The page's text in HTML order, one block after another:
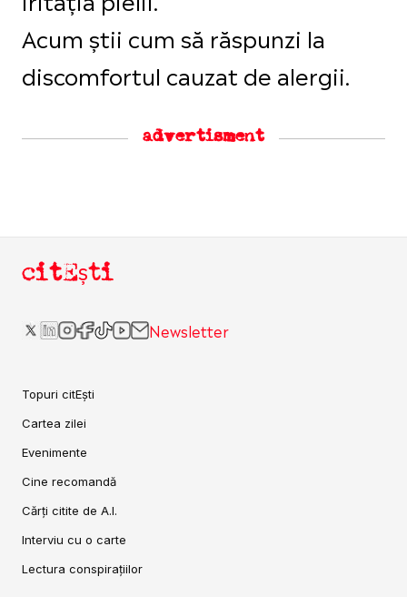
Acum știi cum să răspunzi la
discomfortul cauzat de alergii.
advertisment
citEști
Newsletter
Topuri citEști
Cartea zilei
Evenimente
Cine recomandă
Cărți citite de A.I.
Interviu cu o carte
Lectura conspirațiilor